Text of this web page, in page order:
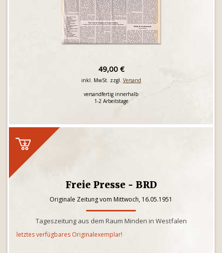
49,00 €
inkl. MwSt. zzgl. Versand
versandfertig innerhalb
1-2 Arbeitstage
Freie Presse - BRD
Originale Zeitung vom Mittwoch, 16.05.1951
Tageszeitung aus dem Raum Minden in Westfalen
letztes verfügbares Originalexemplar!